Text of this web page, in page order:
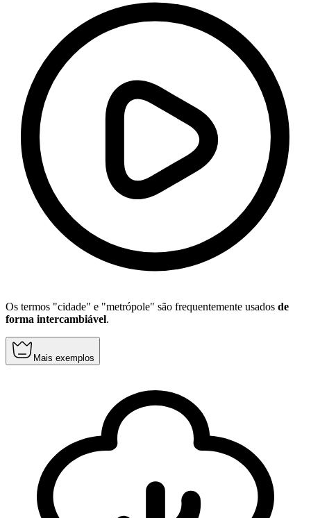
Os termos "cidade" e "metrópole" são frequentemente usados de
forma intercambiável.
Mais exemplos